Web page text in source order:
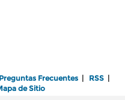
Preguntas Frecuentes | RSS |
de Sitio